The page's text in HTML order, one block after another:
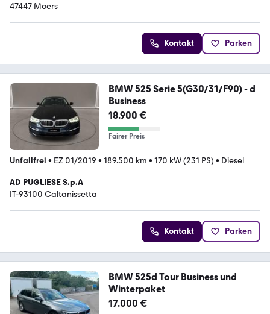
47447 Moers
Kontakt Parken
BMW 525 Serie 5(G30/31/F90) - d
Business
18.900 €
Fairer Preis
Unfallfrei • EZ 01/2019 • 189.500 km • 170 kW (231 PS) • Diesel
AD PUGLIESE S.p.A
IT-93100 Caltanissetta
Kontakt Parken
BMW 525d Tour Business und
Winterpaket
17.000 €